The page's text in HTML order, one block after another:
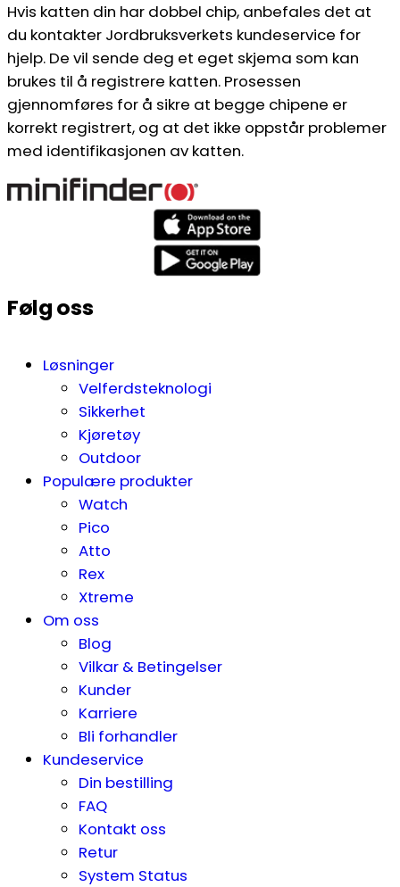
Hvis katten din har dobbel chip, anbefales det at
du kontakter Jordbruksverkets kundeservice for
hjelp. De vil sende deg et eget skjema som kan
brukes til å registrere katten. Prosessen
gjennomføres for å sikre at begge chipene er
korrekt registrert, og at det ikke oppstår problemer
med identifikasjonen av katten.
Følg oss
Løsninger
Velferdsteknologi
Sikkerhet
Kjøretøy
Outdoor
Populære produkter
Watch
Pico
Atto
Rex
Xtreme
Om oss
Blog
Vilkar & Betingelser
Kunder
Karriere
Bli forhandler
Kundeservice
Din bestilling
FAQ
Kontakt oss
Retur
System Status